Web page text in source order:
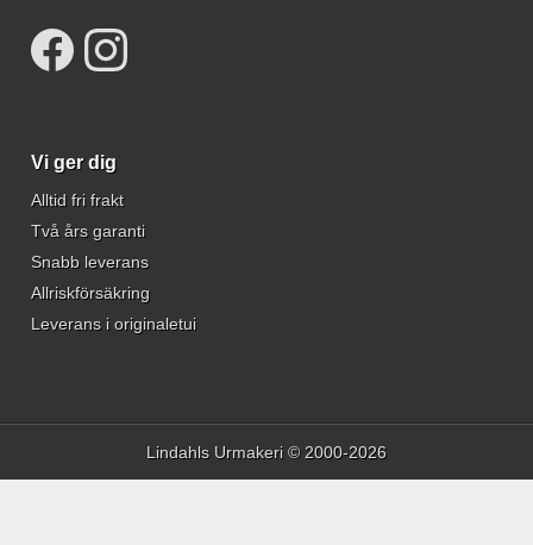
Vi ger dig
Alltid fri frakt
Två års garanti
Snabb leverans
Allriskförsäkring
Leverans i originaletui
Lindahls Urmakeri © 2000-2026